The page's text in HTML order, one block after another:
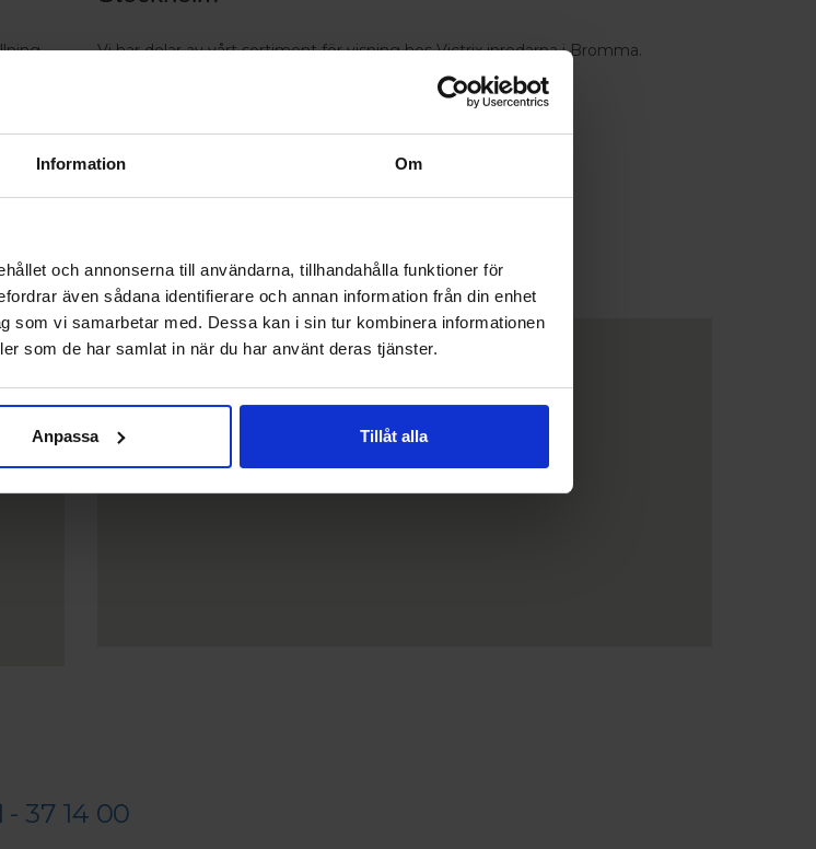
Information Om
och annonserna till användarna, tillhandahålla funktioner för
även sådana identifierare och annan information från din enhet
som vi samarbetar med. Dessa kan i sin tur kombinera informationen
som de har samlat in när du har använt deras tjänster.
Anpassa Tillåt alla
Vi har delar av vårt sortiment för visning hos Victrix inredarna i Bromma.
Semesterstängt vecka 28-31
Avvikande öppettider
- 37 14 00